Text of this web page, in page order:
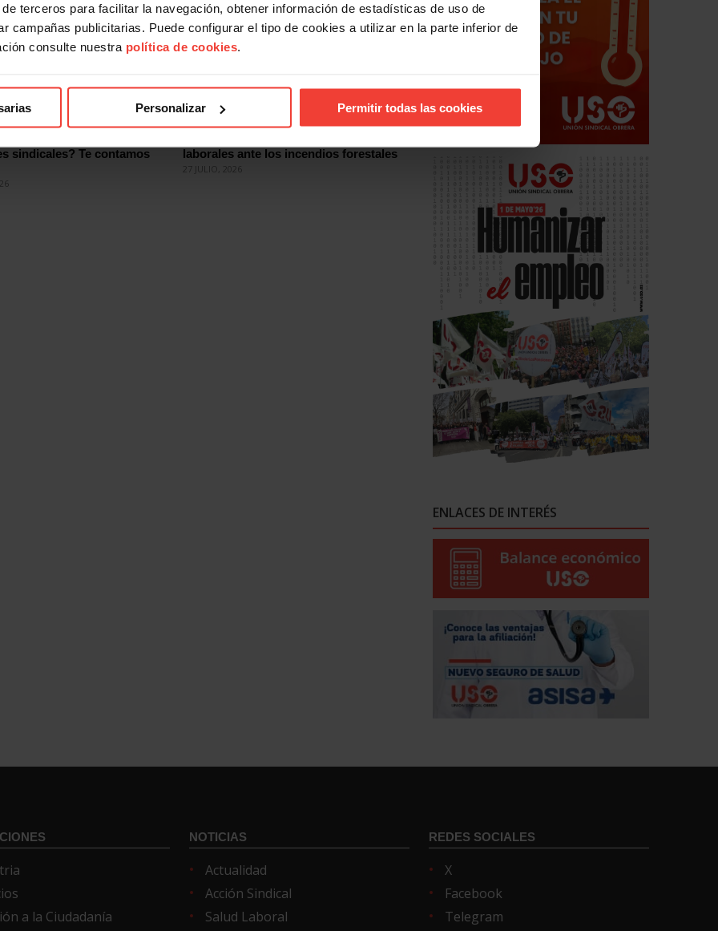
terceros para facilitar la navegación, obtener información de estadísticas de uso de
campañas publicitarias. Puede configurar el tipo de cookies a utilizar en la parte inferior de
consulte nuestra política de cookies.
Personalizar Permitir todas las cookies
sindicales? Te contamos
Acción Sindical
laborales ante los incendios forestales
27 JULIO, 2026
ENLACES DE INTERÉS
a la Ciudadanía
NOTICIAS
Actualidad
Acción Sindical
Salud Laboral
REDES SOCIALES
X
Facebook
Telegram